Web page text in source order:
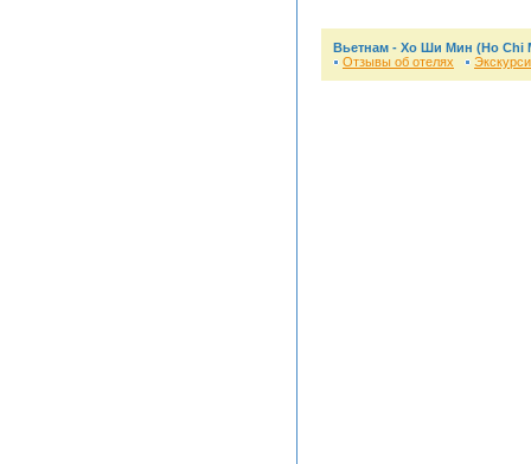
Вьетнам - Хо Ши Мин (Ho Chi
Отзывы об отелях